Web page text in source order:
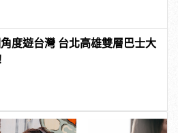
度遊台灣 台北高雄雙層巴士大